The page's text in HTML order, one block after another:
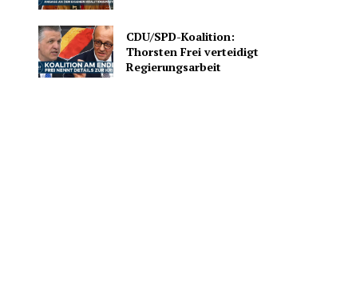
CDU/SPD-Koalition:
Thorsten Frei verteidigt
Regierungsarbeit